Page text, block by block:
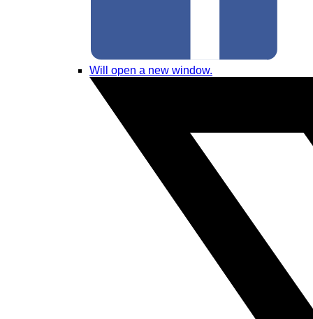
Will open a new window.